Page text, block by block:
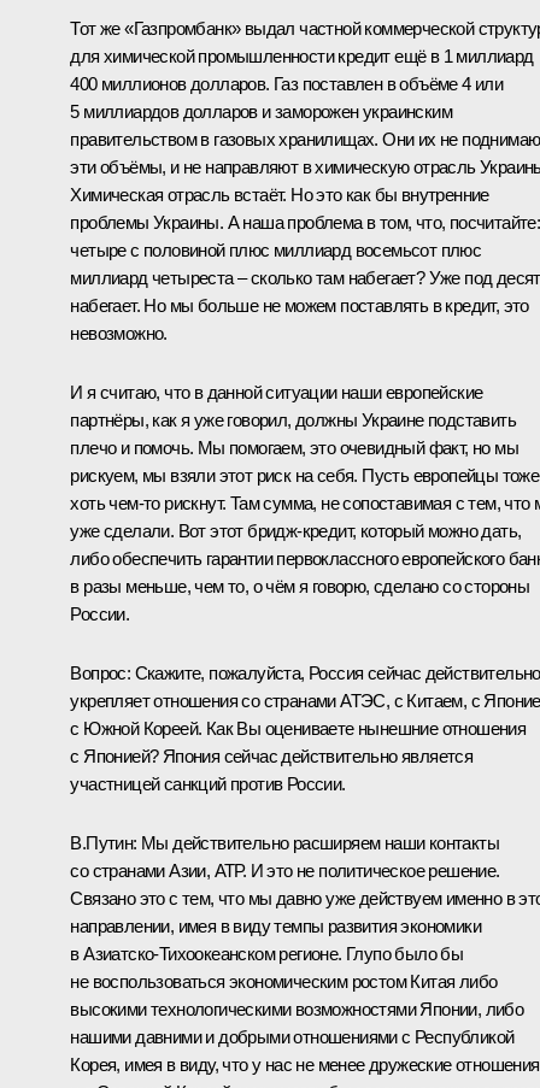
Тот же «Газпромбанк» выдал частной коммерческой
для химической промышленности кредит ещё в 1 миллиард
400 миллионов долларов. Газ поставлен в объёме 4 или
5 миллиардов долларов и заморожен украинским
правительством в газовых хранилищах. Они их не
эти объёмы, и не направляют в химическую отрасль
Химическая отрасль встаёт. Но это как бы внутренние
проблемы Украины. А наша проблема в том, что, посчитайте:
четыре с половиной плюс миллиард восемьсот плюс
миллиард четыреста – сколько там набегает? Уже под
набегает. Но мы больше не можем поставлять в кредит, это
невозможно.
И я считаю, что в данной ситуации наши европейские
партнёры, как я уже говорил, должны Украине подставить
плечо и помочь. Мы помогаем, это очевидный факт, но мы
рискуем, мы взяли этот риск на себя. Пусть европейцы тоже
хоть чем‑то рискнут. Там сумма, не сопоставимая с тем, что
уже сделали. Вот этот бридж-кредит, который можно дать,
либо обеспечить гарантии первоклассного европейского
в разы меньше, чем то, о чём я говорю, сделано со стороны
России.
Вопрос: Скажите, пожалуйста, Россия сейчас действительно
укрепляет отношения со странами АТЭС, с Китаем, с
с Южной Кореей. Как Вы оцениваете нынешние отношения
с Японией? Япония сейчас действительно является
участницей санкций против России.
В.Путин: Мы действительно расширяем наши контакты
со странами Азии, АТР. И это не политическое решение.
Связано это с тем, что мы давно уже действуем именно в
направлении, имея в виду темпы развития экономики
в Азиатско-Тихоокеанском регионе. Глупо было бы
не воспользоваться экономическим ростом Китая либо
высокими технологическими возможностями Японии, либо
нашими давними и добрыми отношениями с Республикой
Корея, имея в виду, что у нас не менее дружеские отношения